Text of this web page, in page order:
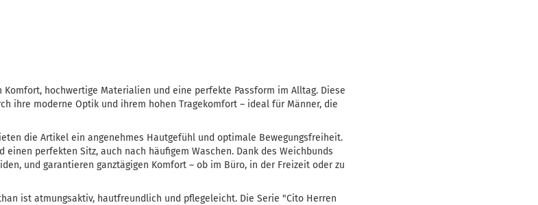
hochwertige Materialien und eine perfekte Passform im Alltag. Diese
ihre moderne Optik und ihrem hohen Tragekomfort – ideal für Männer, die
die Artikel ein angenehmes Hautgefühl und optimale Bewegungsfreiheit.
perfekten Sitz, auch nach häufigem Waschen. Dank des Weichbunds
und garantieren ganztägigen Komfort – ob im Büro, in der Freizeit oder zu
ist atmungsaktiv, hautfreundlich und pflegeleicht. Die Serie "Cito Herren